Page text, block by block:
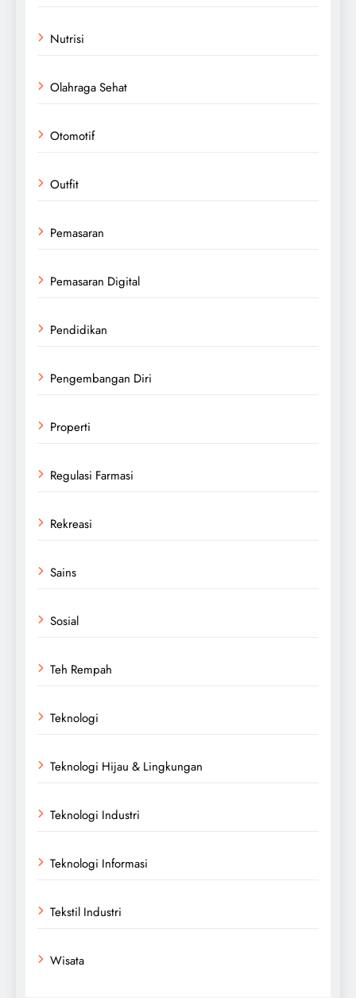
Nutrisi
Olahraga Sehat
Otomotif
Outfit
Pemasaran
Pemasaran Digital
Pendidikan
Pengembangan Diri
Properti
Regulasi Farmasi
Rekreasi
Sains
Sosial
Teh Rempah
Teknologi
Teknologi Hijau & Lingkungan
Teknologi Industri
Teknologi Informasi
Tekstil Industri
Wisata